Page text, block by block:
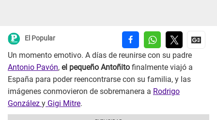
El Popular
Un momento emotivo. A días de reunirse con su padre
Antonio Pavón, el pequeño Antoñito finalmente viajó a
España para poder reencontrarse con su familia, y las
imágenes conmovieron de sobremanera a Rodrigo
González y Gigi Mitre.